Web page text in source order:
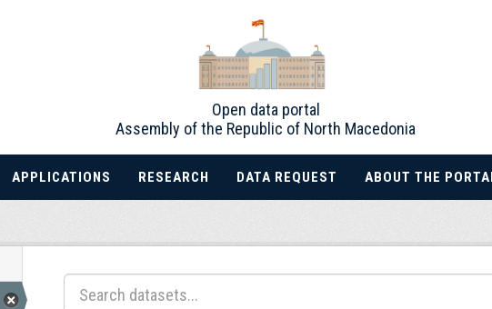
Open data portal
Assembly of the Republic of North Macedonia
APPLICATIONS RESEARCH DATA REQUEST ABOUT THE